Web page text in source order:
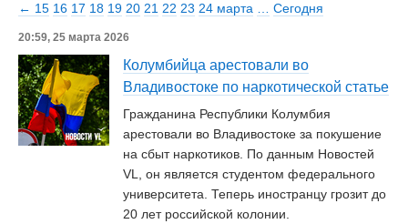
← 15 16 17 18 19 20 21 22 23 24 марта Сегодня
20:59, 25 марта 2026
Колумбийца арестовали во
Владивостоке по наркотической статье
Гражданина Республики Колумбия
арестовали во Владивостоке за покушение
на сбыт наркотиков. По данным Новостей
VL, он является студентом федерального
университета. Теперь иностранцу грозит до
20 лет российской колонии.